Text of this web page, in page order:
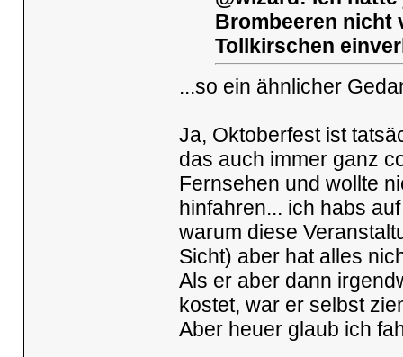
Brombeeren nicht
Tollkirschen
...so ein ähnlicher
Ja, Oktoberfest ist
das auch immer ganz
Fernsehen und wollte
hinfahren... ich habs
warum diese
Sicht) aber hat alles
Als er aber dann
kostet, war er selbst
Aber heuer glaub ich